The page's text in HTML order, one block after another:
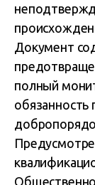
Документ
полный
обязанность